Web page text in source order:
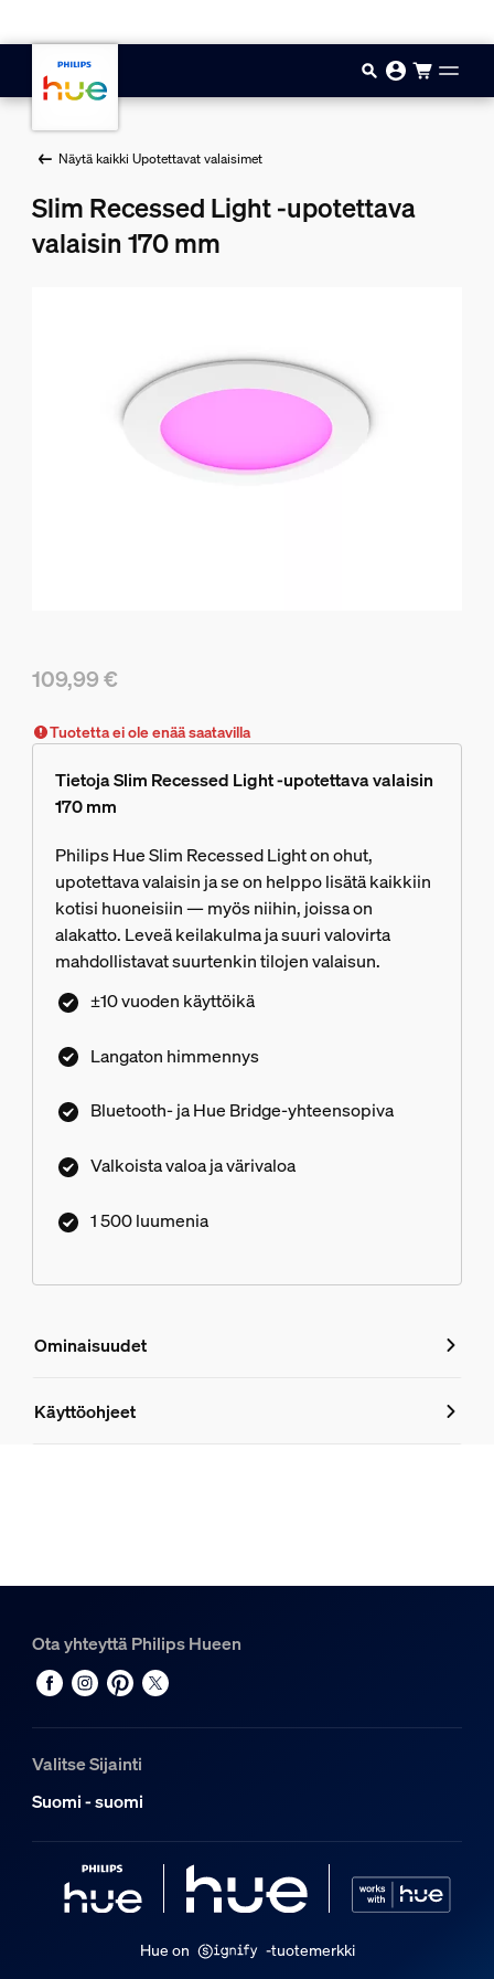
Näytä kaikki Upotettavat valaisimet
Slim Recessed Light -upotettava
valaisin 170 mm
109,99 €
Tuotetta ei ole enää saatavilla
Tietoja Slim Recessed Light -upotettava valaisin
170 mm
Philips Hue Slim Recessed Light on ohut,
upotettava valaisin ja se on helppo lisätä kaikkiin
kotisi huoneisiin — myös niihin, joissa on
alakatto. Leveä keilakulma ja suuri valovirta
mahdollistavat suurtenkin tilojen valaisun.
±10 vuoden käyttöikä
Langaton himmennys
Bluetooth- ja Hue Bridge-yhteensopiva
Valkoista valoa ja värivaloa
1 500 luumenia
Ominaisuudet
Ominaisuudet
Väri
Materiaali
Metalli, Synteettinen
Kestävyys
25 000
Lisäominaisuus/lisävaruste mukana
Säädettävä spotti
Ei säädettävissä
Käyttöohjeet
Ota yhteyttä Philips Hueen
Valitse Sijainti
Suomi - suomi
Hue on -tuotemerkki